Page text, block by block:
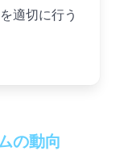
適切に行う
の動向